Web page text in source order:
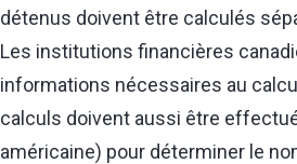
détenus doivent être calculés
Les institutions financières
informations nécessaires au
calculs doivent aussi être
américaine) pour déterminer le